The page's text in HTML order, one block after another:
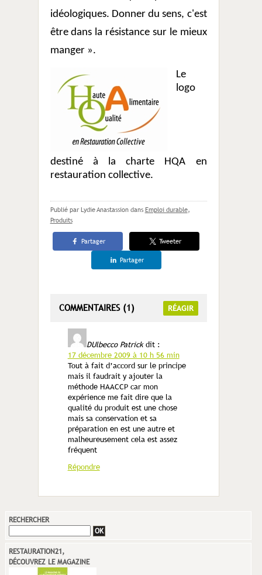
idéologiques. Donner du sens, c'est
être dans la résistance sur le mieux
manger ».
Le
logo
destiné à la charte HQA en
restauration collective.
Publié par Lydie Anastassion dans Emploi durable,
Produits
Partager Tweeter
Partager
COMMENTAIRES (1) RÉAGIR
DUlbecco Patrick dit :
17 décembre 2009 à 10 h 56 min
Tout à fait d’accord sur le principe
mais il faudrait y ajouter la
méthode HAACCP car mon
expérience me fait dire que la
qualité du produit est une chose
mais sa conservation et sa
préparation en est une autre et
malheureusement cela est assez
fréquent
Répondre
RECHERCHER
RESTAURATION21,
DÉCOUVREZ LE MAGAZINE